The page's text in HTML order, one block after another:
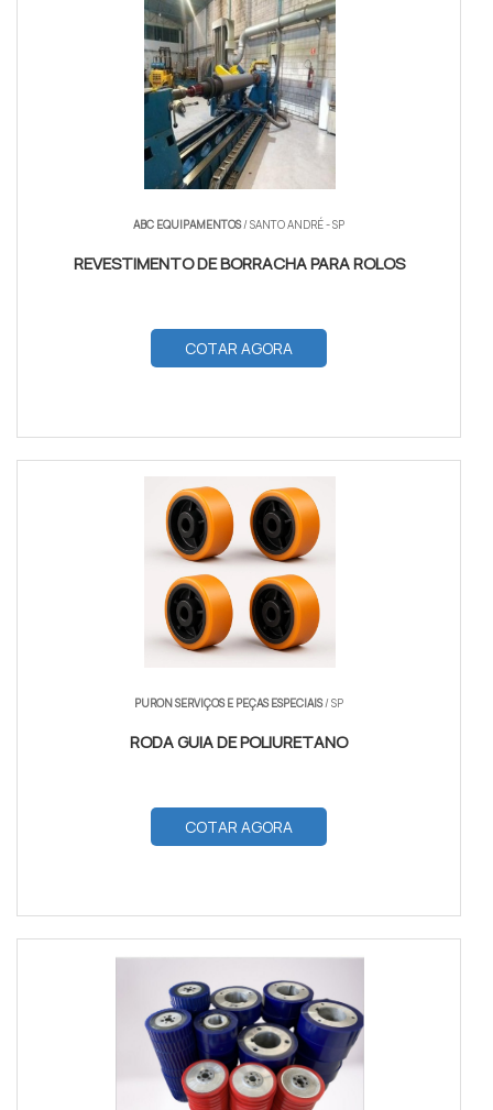
ABC EQUIPAMENTOS/ SANTO ANDRÉ - SP
REVESTIMENTO DE BORRACHA PARA ROLOS
COTAR AGORA
PURON SERVIÇOS E PEÇAS ESPECIAIS/ SP
RODA GUIA DE POLIURETANO
COTAR AGORA